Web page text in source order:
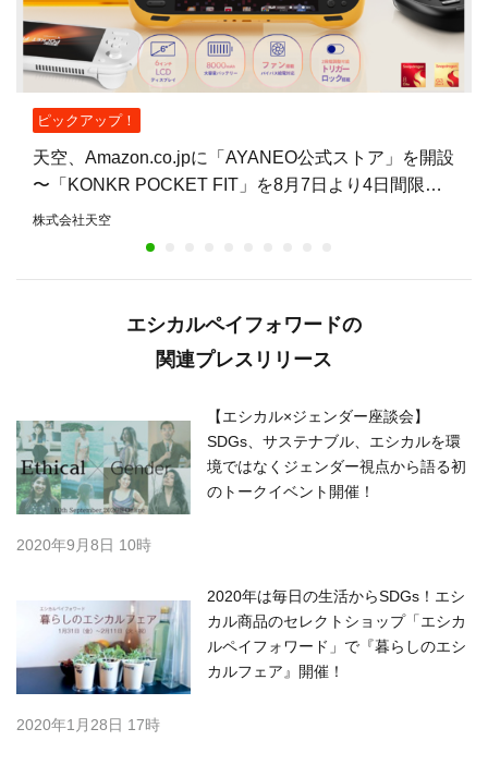
ピックアップ！
天空、Amazon.co.jpに「AYANEO公式ストア」を開設
〜「KONKR POCKET FIT」を8月7日より4日間限定
で15%オフ〜
株式会社天空
エシカルペイフォワードの
関連プレスリリース
【エシカル×ジェンダー座談会】
SDGs、サステナブル、エシカルを環
境ではなくジェンダー視点から語る初
のトークイベント開催！
2020年9月8日 10時
2020年は毎日の生活からSDGs！エシ
カル商品のセレクトショップ「エシカ
ルペイフォワード」で『暮らしのエシ
カルフェア』開催！
2020年1月28日 17時